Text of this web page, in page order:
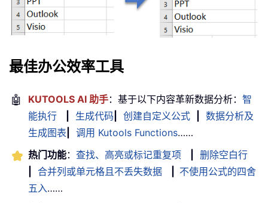
最佳办公效率工具
🤖 KUTOOLS AI 助手：基于以下内容革新数据分析： 智
能执行
生成代码 创建自定义公式
数据分析及
生成图表
调用 Kutools Functions……
热门功能： 查找、高亮或标记重复项
删除空白行
合并列或单元格且不丢失数据
不使用公式的四舍
五入……